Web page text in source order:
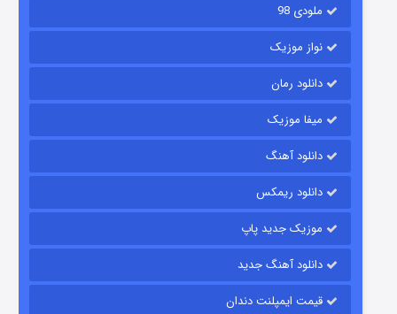
قسمت
ملودی 98
نواز موزیک
دانلود رمان
میفا موزیک
دانلود آهنگ
دانلود ریمکس
موزیک جدید پاپ
دانلود آهنگ جدید
قیمت ایمپلنت دندان